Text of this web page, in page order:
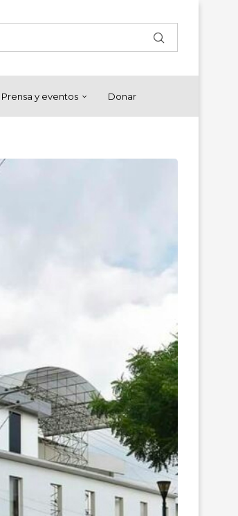
Prensa y eventos Donar